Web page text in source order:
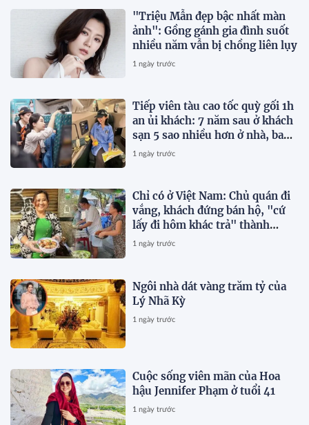
"Triệu Mẫn đẹp bậc nhất màn
ảnh": Gồng gánh gia đình suốt
nhiều năm vẫn bị chồng liên lụy
1 ngày trước
Tiếp viên tàu cao tốc quỳ gối 1h
an ủi khách: 7 năm sau ở khách
sạn 5 sao nhiều hơn ở nhà, bay
hạng thương gia
1 ngày trước
Chỉ có ở Việt Nam: Chủ quán đi
vắng, khách đứng bán hộ, "cứ
lấy đi hôm khác trả" thành
chuyện thường ngày
1 ngày trước
Ngôi nhà dát vàng trăm tỷ của
Lý Nhã Kỳ
1 ngày trước
Cuộc sống viên mãn của Hoa
hậu Jennifer Phạm ở tuổi 41
1 ngày trước